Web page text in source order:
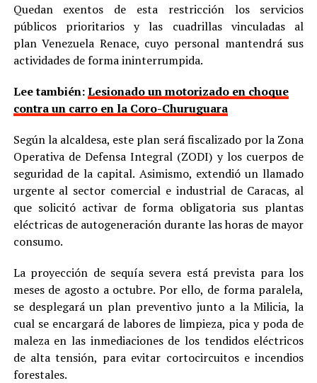
Quedan exentos de esta restricción los servicios
públicos prioritarios y las cuadrillas vinculadas al
plan Venezuela Renace, cuyo personal mantendrá sus
actividades de forma ininterrumpida.
Lee también:Lesionado un motorizado en choque
contra un carro en la Coro-Churuguara
Según la alcaldesa, este plan será fiscalizado por la Zona
Operativa de Defensa Integral (ZODI) y los cuerpos de
seguridad de la capital. Asimismo, extendió un llamado
urgente al sector comercial e industrial de Caracas, al
que solicitó activar de forma obligatoria sus plantas
eléctricas de autogeneración durante las horas de mayor
consumo.
La proyección de sequía severa está prevista para los
meses de agosto a octubre. Por ello, de forma paralela,
se desplegará un plan preventivo junto a la Milicia, la
cual se encargará de labores de limpieza, pica y poda de
maleza en las inmediaciones de los tendidos eléctricos
de alta tensión, para evitar cortocircuitos e incendios
forestales.